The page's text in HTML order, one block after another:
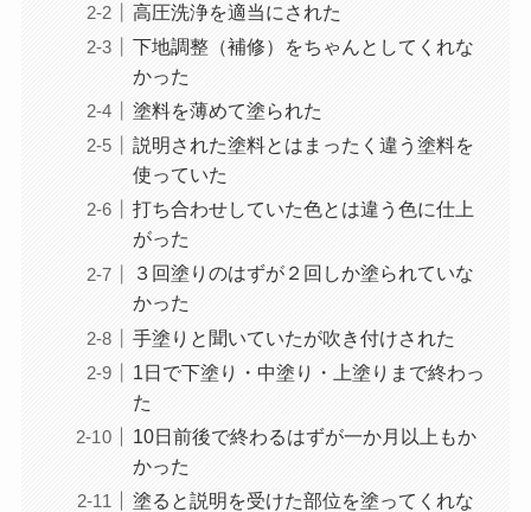
高圧洗浄を適当にされた
下地調整（補修）をちゃんとしてくれな
かった
塗料を薄めて塗られた
説明された塗料とはまったく違う塗料を
使っていた
打ち合わせしていた色とは違う色に仕上
がった
３回塗りのはずが２回しか塗られていな
かった
手塗りと聞いていたが吹き付けされた
1日で下塗り・中塗り・上塗りまで終わっ
た
10日前後で終わるはずが一か月以上もか
かった
塗ると説明を受けた部位を塗ってくれな